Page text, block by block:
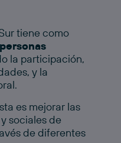
tiene como
la participación,
y la
es mejorar las
sociales de
de diferentes